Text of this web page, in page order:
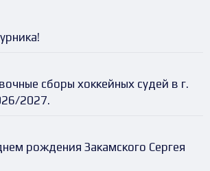
сборы хоккейных судей в г.
2027.
рождения Закамского Сергея